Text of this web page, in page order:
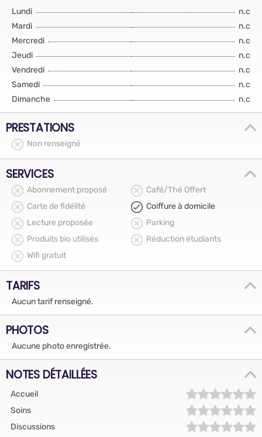
Lundi
n.c
Mardi
n.c
Mercredi
n.c
Jeudi
n.c
Vendredi
n.c
Samedi
n.c
Dimanche
n.c
PRESTATIONS
Non renseigné
SERVICES
Abonnement proposé
Café/Thé Offert
Carte de fidélité
Coiffure à domicile
Lecture proposée
Parking
Produits bio utilisés
Réduction étudiants
Wifi gratuit
TARIFS
Aucun tarif renseigné.
PHOTOS
Aucune photo enregistrée.
NOTES DÉTAILLÉES
Accueil
Soins
Discussions